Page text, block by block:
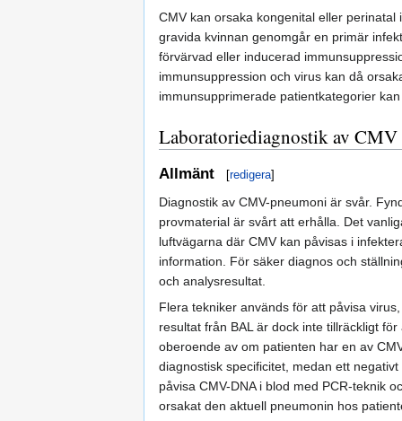
CMV kan orsaka kongenital eller
gravida kvinnan genomgår en primär
förvärvad eller inducerad
immunsuppression och virus kan då
immunsupprimerade patientkategorier
Laboratoriediagnostik av CMV
Allmänt [redigera]
Diagnostik av CMV-pneumoni är svår.
provmaterial är svårt att erhålla. Det
luftvägarna där CMV kan påvisas i
information. För säker diagnos och
och analysresultat.
Flera tekniker används för att påvisa
resultat från BAL är dock inte tillräckligt
oberoende av om patienten har en av
diagnostisk specificitet, medan ett
påvisa CMV-DNA i blod med PCR-teknik
orsakat den aktuell pneumonin hos